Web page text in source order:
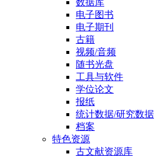
数据库
电子图书
电子期刊
古籍
视频/音频
随书光盘
工具与软件
学位论文
报纸
统计数据/研究数据
档案
特色资源
古文献资源库